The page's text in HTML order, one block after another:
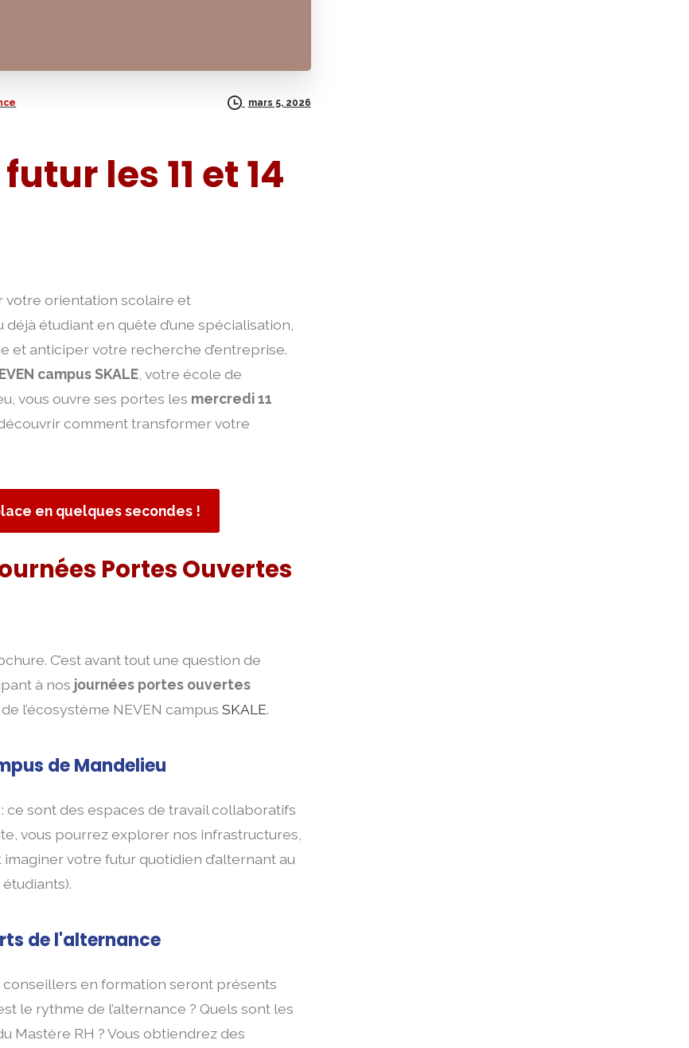
mars 5, 2026
les 11 et 14
votre orientation scolaire et
étudiant en quête d’une spécialisation,
et anticiper votre recherche d’entreprise.
campus SKALE , votre école de
vous ouvre ses portes les mercredi 11
comment transformer votre
en quelques secondes !
Portes Ouvertes
C’est avant tout une question de
à nos journées portes ouvertes
l’écosystème NEVEN campus SKALE.
de Mandelieu
ce sont des espaces de travail collaboratifs
vous pourrez explorer nos infrastructures,
votre futur quotidien d’alternant au
de l'alternance
en formation seront présents
le rythme de l’alternance ? Quels sont les
Mastère RH ? Vous obtiendrez des